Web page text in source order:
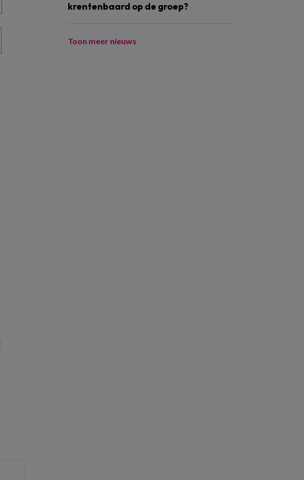
krentenbaard op de groep?
Toon meer nieuws